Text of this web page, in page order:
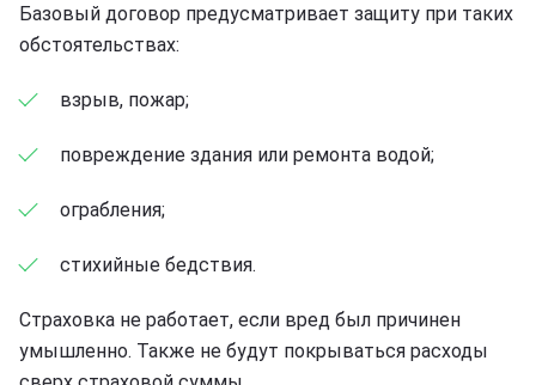
Базовый договор предусматривает защиту при таких
обстоятельствах:
взрыв, пожар;
повреждение здания или ремонта водой;
ограбления;
стихийные бедствия.
Страховка не работает, если вред был причинен
умышленно. Также не будут покрываться расходы